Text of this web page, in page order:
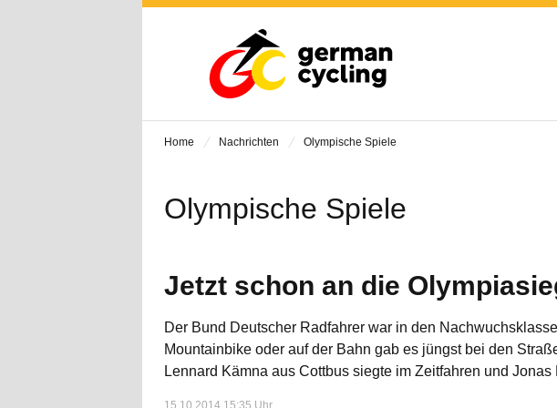
Home Nachrichten Olympische Spiele
Olympische Spiele
Jetzt schon an die
Der Bund Deutscher Radfahrer war in den
Mountainbike oder auf der Bahn gab es jüngst bei den
Lennard Kämna aus Cottbus siegte im Zeitfahren und
15.10.2014 15:35 Uhr